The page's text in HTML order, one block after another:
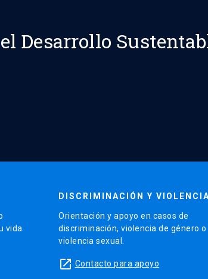
Desarrollo
vida
DISCRIMINACIÓN Y VIOLENCIA
Orientación y apoyo en casos de
discriminación, violencia de género o
violencia sexual.
launch Contacto para apoyo